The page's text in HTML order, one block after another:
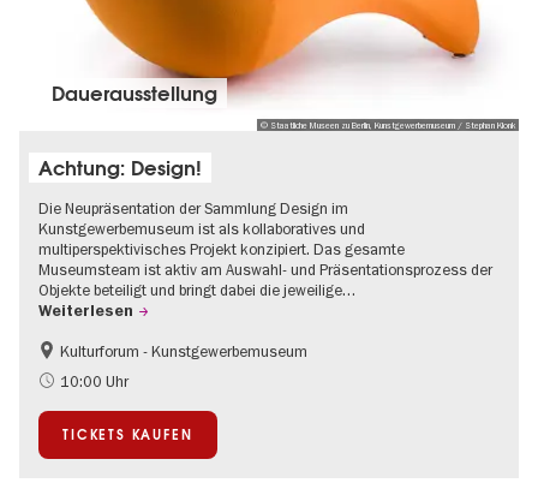
© Staatliche Museen zu Berlin, Kunstgewerbemuseum / Stephan Klonk
Dauer­aus­stel­lung
Achtung: Design!
Die Neupräsentation der Sammlung Design im
Kunstgewerbemuseum ist als kollaboratives und
multiperspektivisches Projekt konzipiert. Das gesamte
Museumsteam ist aktiv am Auswahl- und Präsentationsprozess der
Objekte beteiligt und bringt dabei die jeweilige…
Weiterlesen
Mode und Design
Kulturforum - Kunstgewerbemuseum
10:00 Uhr
TICKETS KAUFEN